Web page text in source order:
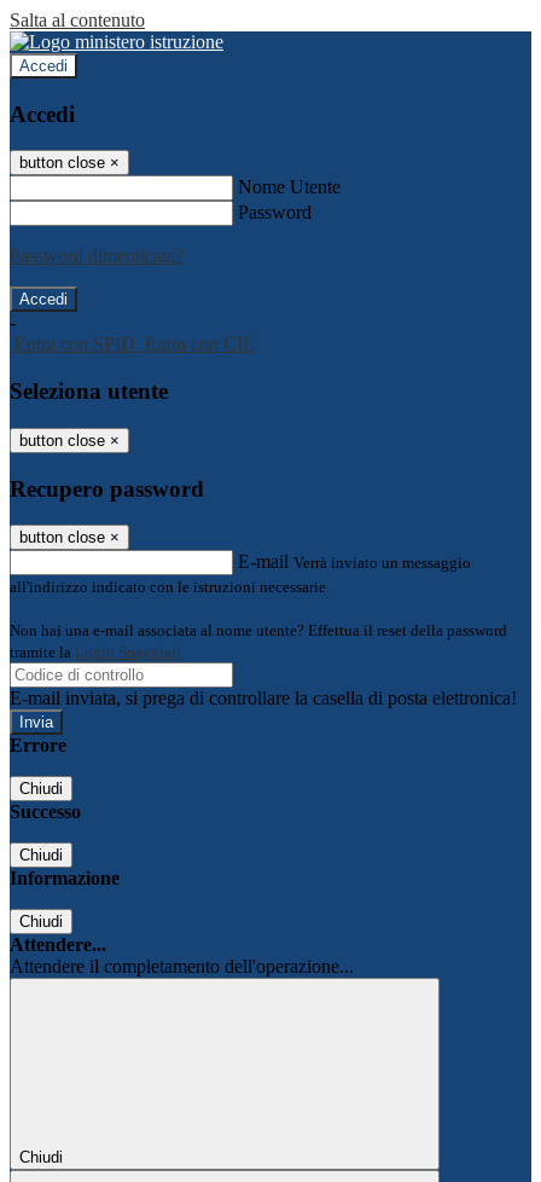
Salta al contenuto
Accedi
Accedi
button close ×
Nome Utente
Password
Password dimenticata?
-
Entra con SPID Entra con CIE
Seleziona utente
button close ×
Recupero password
button close ×
E-mail Verrà inviato un messaggio
all'indirizzo indicato con le istruzioni necessarie.
Non hai una e-mail associata al nome utente? Effettua il reset della password
tramite la Login Spaggiari
E-mail inviata, si prega di controllare la casella di posta elettronica!
Errore
Chiudi
Successo
Chiudi
Informazione
Chiudi
Attendere...
Attendere il completamento dell'operazione...
Chiudi